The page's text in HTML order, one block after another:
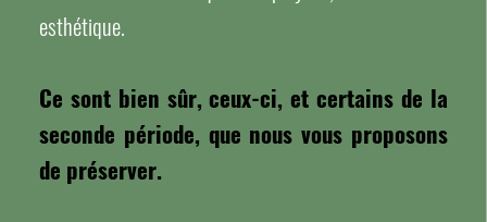
esthétique.
Ce sont bien sûr, ceux-ci, et certains de la
seconde période, que nous vous proposons
de préserver.